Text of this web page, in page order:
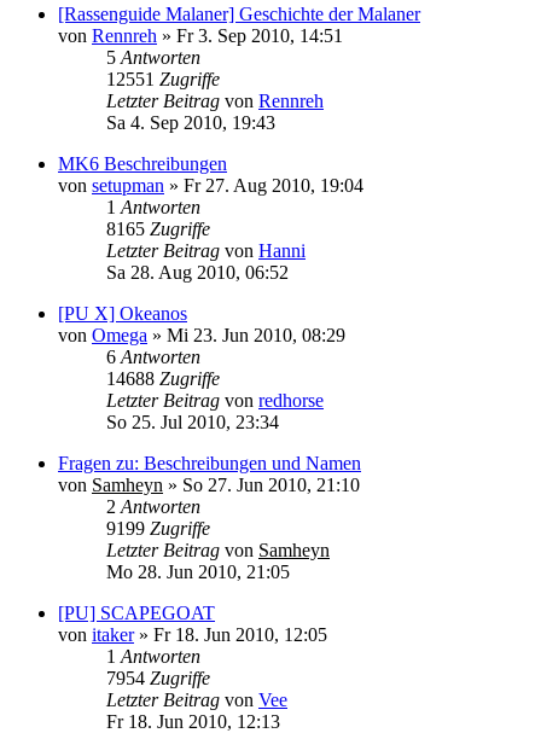
[Rassenguide Malaner] Geschichte der Malaner
von Rennreh » Fr 3. Sep 2010, 14:51
5 Antworten
12551 Zugriffe
Letzter Beitrag von Rennreh
Sa 4. Sep 2010, 19:43
MK6 Beschreibungen
von setupman » Fr 27. Aug 2010, 19:04
1 Antworten
8165 Zugriffe
Letzter Beitrag von Hanni
Sa 28. Aug 2010, 06:52
[PU X] Okeanos
von Omega » Mi 23. Jun 2010, 08:29
6 Antworten
14688 Zugriffe
Letzter Beitrag von redhorse
So 25. Jul 2010, 23:34
Fragen zu: Beschreibungen und Namen
von Samheyn » So 27. Jun 2010, 21:10
2 Antworten
9199 Zugriffe
Letzter Beitrag von Samheyn
Mo 28. Jun 2010, 21:05
[PU] SCAPEGOAT
von itaker» Fr 18. Jun 2010, 12:05
1 Antworten
7954 Zugriffe
Letzter Beitrag von Vee
Fr 18. Jun 2010, 12:13